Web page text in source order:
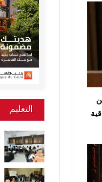
التعليم